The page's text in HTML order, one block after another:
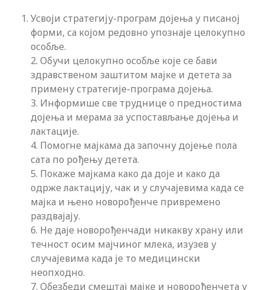
Усвоји стратегију-програм дојења у писаној
форми, са којом редовно упознаје целокупно
особље.
2. Обучи целокупно особље које се бави
здравственом заштитом мајке и детета за
примену стратегије-програма дојења.
3. Информише све труднице о предностима
дојења и мерама за успостављање дојења и
лактације.
4. Помогне мајкама да започну дојење пола
сата по рођењу детета.
5. Покаже мајкама како да доје и како да
одрже лактацију, чак и у случајевима када се
мајка и њено новорођенче привремено
раздвајају.
6. Не даје новорођенчади никакву храну или
течност осим мајчиног млека, изузев у
случајевима када је то медицински
неопходно.
7. Обезбеди смештај мајке и новорођенчета у